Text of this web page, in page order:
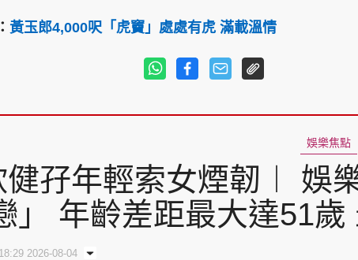
黃玉郎4,000呎「虎竇」處處有虎 滿載溫情
娛樂焦點
健孖年輕索女煙韌︱ 娛
」 年齡差距最大達51
2026-08-04